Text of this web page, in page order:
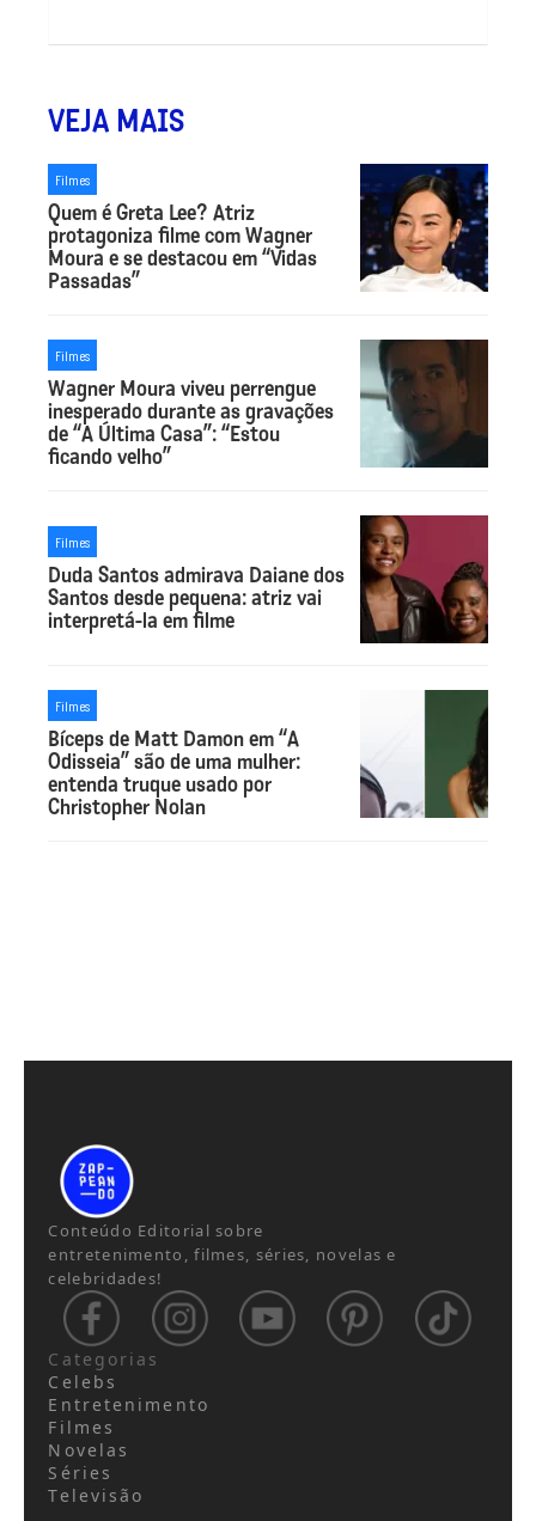
VEJA MAIS
Filmes
Quem é Greta Lee? Atriz
protagoniza filme com Wagner
Moura e se destacou em “Vidas
Passadas”
Filmes
Wagner Moura viveu perrengue
inesperado durante as gravações
de “A Última Casa”: “Estou
ficando velho”
Filmes
Duda Santos admirava Daiane dos
Santos desde pequena: atriz vai
interpretá-la em filme
Filmes
Bíceps de Matt Damon em “A
Odisseia” são de uma mulher:
entenda truque usado por
Christopher Nolan
Conteúdo Editorial sobre
entretenimento, filmes, séries, novelas e
celebridades!
Categorias
Celebs
Entretenimento
Filmes
Novelas
Séries
Televisão